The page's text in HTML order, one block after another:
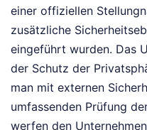
einer offiziellen
zusätzliche
eingeführt wurden. Das
der Schutz der
man mit externen
umfassenden Prüfung
werfen den